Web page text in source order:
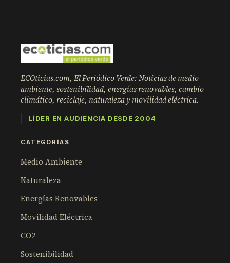
ECOticias.com, El Periódico Verde: Noticias de medio
ambiente, sostenibilidad, energías renovables, cambio
climático, reciclaje, naturaleza y movilidad eléctrica.
LÍDER EN AUDIENCIA DESDE 2004
CATEGORÍAS
Medio Ambiente
Naturaleza
Energías Renovables
Movilidad Eléctrica
CO2
Sostenibilidad